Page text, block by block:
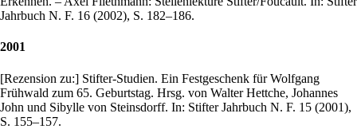
Jahrbuch N. F. 16 (2002), S. 182–186.
2001
[Rezension zu:] Stifter-Studien. Ein Festgeschenk für Wolfgang
Frühwald zum 65. Geburtstag. Hrsg. von Walter Hettche, Johannes
John und Sibylle von Steinsdorff. In: Stifter Jahrbuch N. F. 15 (2001),
S. 155–157.